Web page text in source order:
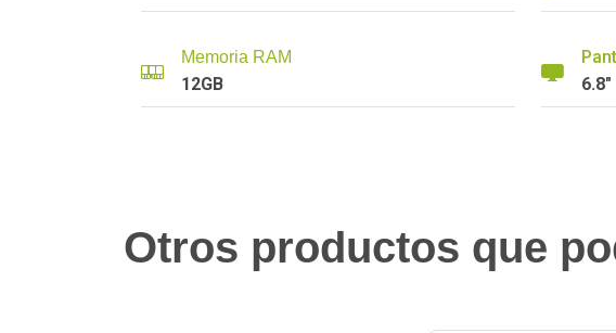
Memoria RAM
12GB
6.8"
Otros productos que